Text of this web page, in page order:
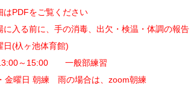
PDFをご覧ください
入る前に、手の消毒、出欠・検温・体調の報告
(杁ヶ池体育館)
～15:00 一般部練習
金曜日 朝練 雨の場合は、zoom朝練